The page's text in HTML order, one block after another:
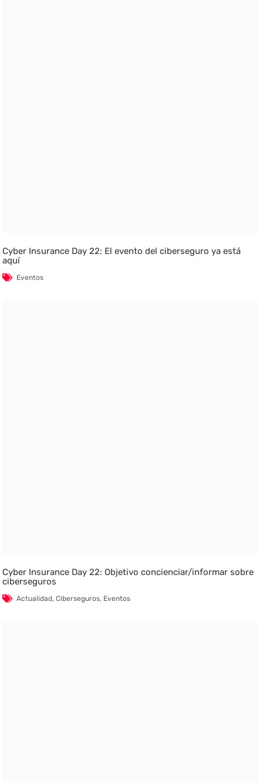
Cyber Insurance Day 22: El evento del ciberseguro ya está
aquí
Eventos
Cyber Insurance Day 22: Objetivo concienciar/informar sobre
ciberseguros
Actualidad,Ciberseguros, Eventos